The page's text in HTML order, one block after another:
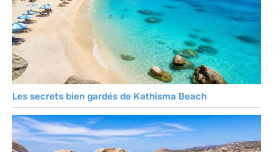
Les secrets bien gardés de Kathisma Beach